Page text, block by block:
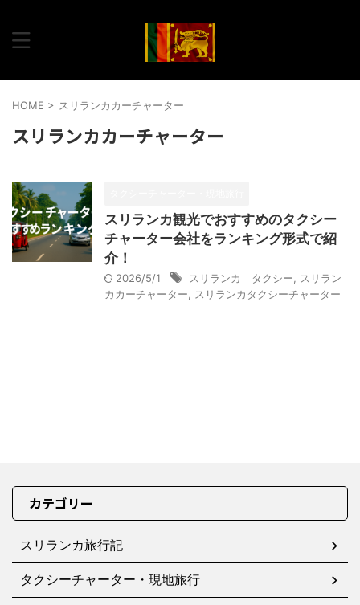
HOME > スリランカカーチャーター
スリランカカーチャーター
スリランカ観光でおすすめのタクシー
チャーター会社をランキング形式で紹
介！
2026/5/1 スリランカ タクシー
スリラン
カカーチャーター
スリランカタクシーチャーター
カテゴリー
スリランカ旅行記
タクシーチャーター・現地旅行